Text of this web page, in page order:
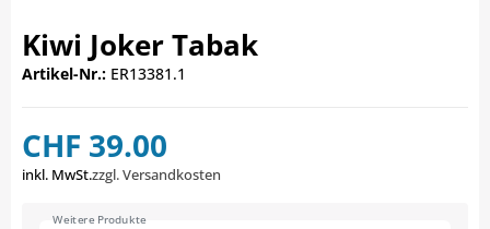
Kiwi Joker Tabak
Artikel-Nr.: ER13381.1
CHF 39.00
inkl. MwSt.zzgl. Versandkosten
Weitere Produkte